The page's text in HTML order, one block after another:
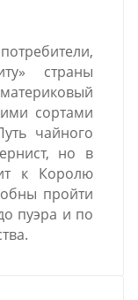
страны
сортами
чайного
но в
к Королю
пройти
пуэра и по